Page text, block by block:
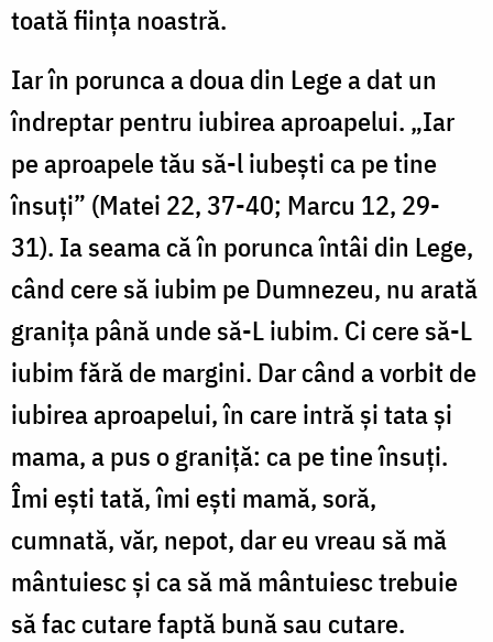
toată fiinţa noastră.
Iar în porunca a doua din Lege a dat un
îndreptar pentru iubirea aproapelui. „Iar
pe aproapele tău să-l iubeşti ca pe tine
însuţi” (Matei 22, 37-40; Marcu 12, 29-
31). Ia seama că în porunca întâi din Lege,
când cere să iubim pe Dumnezeu, nu arată
graniţa până unde să-L iubim. Ci cere să-L
iubim fără de margini. Dar când a vorbit de
iubirea aproapelui, în care intră şi tata şi
mama, a pus o graniţă: ca pe tine însuţi.
Îmi eşti tată, îmi eşti mamă, soră,
cumnată, văr, nepot, dar eu vreau să mă
mântuiesc şi ca să mă mântuiesc trebuie
să fac cutare faptă bună sau cutare.